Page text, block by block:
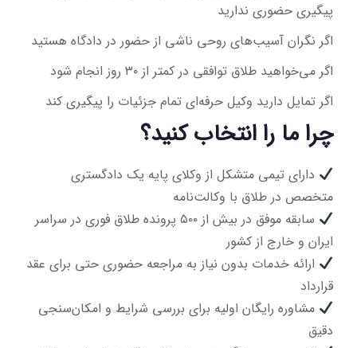
پیگیری حضوری ندارید
اگر نگران آسیب‌های روحی ناشی از حضور در دادگاه هستید
اگر می‌خواهید طلاق توافقی در کمتر از ۳۰ روز انجام شود
اگر تمایل دارید وکیل حرفه‌ای تمام جزئیات را پیگیری کند
چرا ما را انتخاب کنید؟
دارای تیمی متشکل از وکلای پایه یک دادگستری
متخصص در طلاق با وکالت‌نامه
سابقه موفق در بیش از ۵۰۰ پرونده طلاق فوری در سراسر
ایران و خارج از کشور
ارائه خدمات بدون نیاز به مراجعه حضوری حتی برای عقد
قرارداد
مشاوره رایگان اولیه برای بررسی شرایط و امکان‌سنجی
دقیق